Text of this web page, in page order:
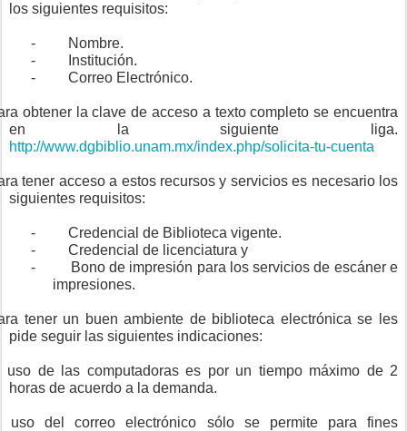
los siguientes requisitos:
- Nombre.
- Institución.
- Correo Electrónico.
obtener la clave de acceso a texto completo se encuentra
en la siguiente liga.
http://www.dgbiblio.unam.mx/index.php/solicita-tu-cuenta
tener acceso a estos recursos y servicios es necesario los
siguientes requisitos:
- Credencial de Biblioteca vigente.
- Credencial de licenciatura y
- Bono de impresión para los servicios de escáner e
impresiones.
tener un buen ambiente de biblioteca electrónica se les
pide seguir las siguientes indicaciones:
uso de las computadoras es por un tiempo máximo de 2
horas de acuerdo a la demanda.
uso del correo electrónico sólo se permite para fines